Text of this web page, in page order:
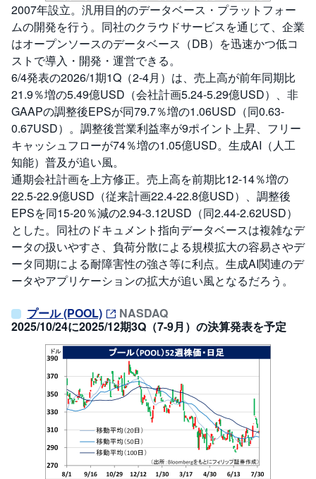
2007年設立。汎用目的のデータベース・プラットフォー
ムの開発を行う。同社のクラウドサービスを通じて、企業
はオープンソースのデータベース（DB）を迅速かつ低コ
ストで導入・開発・運営できる。
6/4発表の2026/1期1Q（2-4月）は、売上高が前年同期比
21.9％増の5.49億USD（会社計画5.24-5.29億USD）、非
GAAPの調整後EPSが同79.7％増の1.06USD（同0.63-
0.67USD）。調整後営業利益率が9ポイント上昇、フリー
キャッシュフローが74％増の1.05億USD。生成AI（人工
知能）普及が追い風。
通期会社計画を上方修正。売上高を前期比12-14％増の
22.5-22.9億USD（従来計画22.4-22.8億USD）、調整後
EPSを同15-20％減の2.94-3.12USD（同2.44-2.62USD）
とした。同社のドキュメント指向データベースは複雑なデ
ータの扱いやすさ、負荷分散による規模拡大の容易さやデ
ータ同期による耐障害性の強さ等に利点。生成AI関連のデ
ータやアプリケーションの拡大が追い風となるだろう。
プール (POOL)
NASDAQ
2025/10/24に2025/12期3Q（7-9月）の決算発表を予定